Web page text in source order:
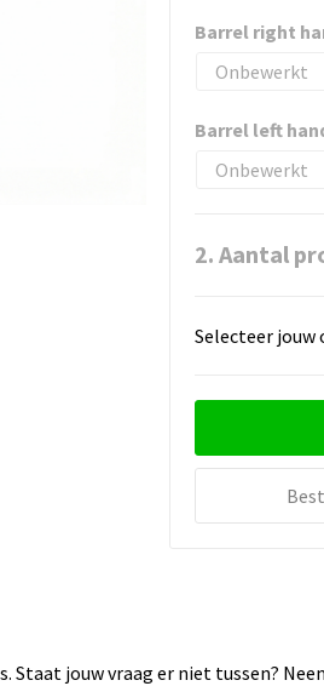
Barrel right
Onbewerkt
Barrel left
Onbewerkt
2. Aantal
Selecteer jouw
jouw vraag er niet tussen?